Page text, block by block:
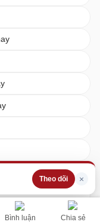
Bình luận Chia sẻ
Theo dõi ×